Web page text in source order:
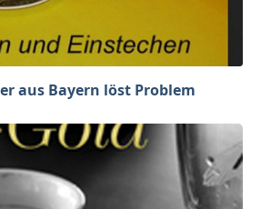
aus Bayern löst Problem